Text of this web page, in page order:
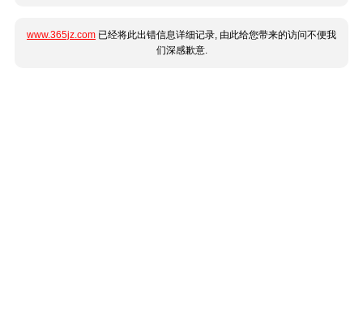
www.365jz.com 已经将此出错信息详细记录, 由此给您带来的访问不便我
们深感歉意.